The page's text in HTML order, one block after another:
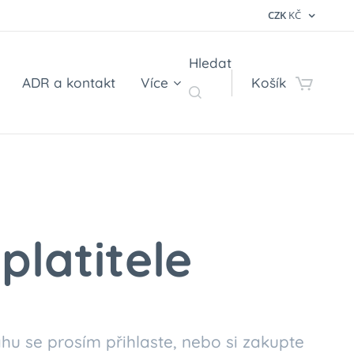
CZK KČ
ADR a kontakt Více
Hledat
Košík
se prosím přihlaste, nebo si zakupte